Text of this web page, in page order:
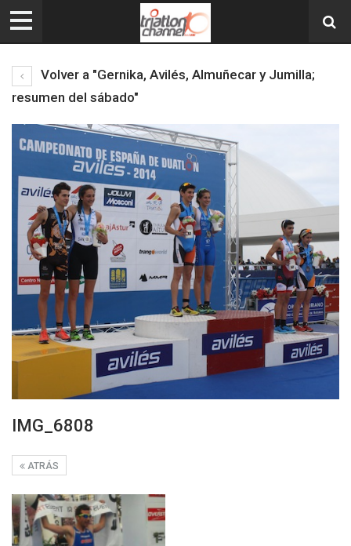
Volver a "Gernika, Avilés, Almuñecar y Jumilla;
resumen del sábado"
IMG_6808
ATRÁS